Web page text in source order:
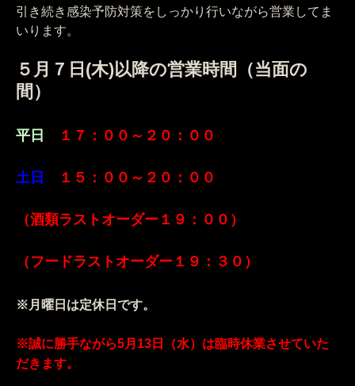
引き続き感染予防対策をしっかり行いながら営業してま
いります。
５月７日(木)以降の営業時間（当面の
間）
平日 １７：００～２０：００
土日 １ ５ ：００～２０：００
（酒類ラストオーダー１９：００）
（フードラストオーダー１９：３０）
※月曜日は定休日です。
※誠に勝手ながら5月13日（水）は臨時休業させていた
だきます。